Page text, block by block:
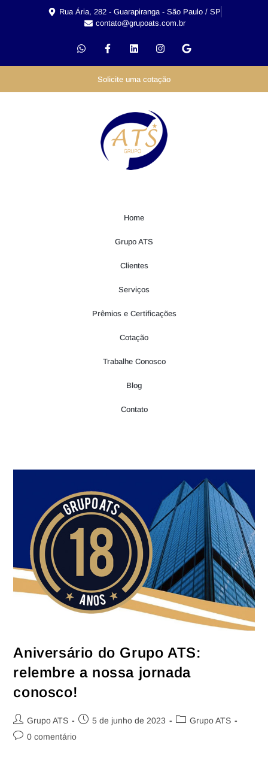
Rua Ária, 282 - Guarapiranga - São Paulo / SP
contato@grupoats.com.br
Solicite uma cotação
Home
Grupo ATS
Clientes
Serviços
Prêmios e Certificações
Cotação
Trabalhe Conosco
Blog
Contato
Aniversário do Grupo ATS:
relembre a nossa jornada
conosco!
Grupo ATS 5 de junho de 2023
Grupo ATS
0 comentário